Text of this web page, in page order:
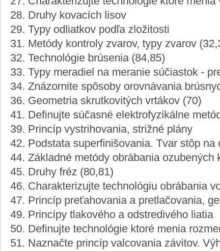
28. Druhy kovacích lisov
29. Typy odliatkov podľa zložitosti
31. Metódy kontroly zvarov, typy zvarov
32. Technológie brúsenia (84,85)
33. Typy meradiel na meranie súčiastok -
34. Znázornite spôsoby orovnávania
36. Geometria skrutkovitých vrtákov (70)
41. Definujte súčasné elektrofyzikálne
39. Princíp vystrihovania, strižné plány
42. Podstata superfinišovania. Tvar stôp na
44. Základné metódy obrábania ozubených
45. Druhy fréz (80,81)
46. Charakterizujte technológiu obrábania
47. Princíp preťahovania a pretlačovania,
49. Princípy tlakového a odstredivého liatia
50. Definujte technológie ktoré menia
51. Naznačte princíp valcovania závitov.